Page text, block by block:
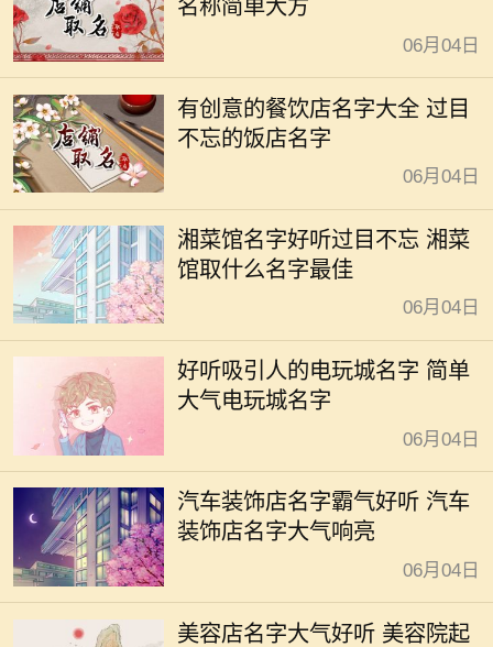
名称简单大方
06月04日
有创意的餐饮店名字大全 过目
不忘的饭店名字
06月04日
湘菜馆名字好听过目不忘 湘菜
馆取什么名字最佳
06月04日
好听吸引人的电玩城名字 简单
大气电玩城名字
06月04日
汽车装饰店名字霸气好听 汽车
装饰店名字大气响亮
06月04日
美容店名字大气好听 美容院起